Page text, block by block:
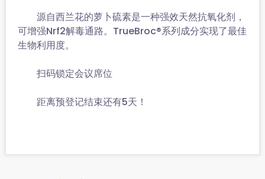
源自西兰花的萝卜硫素是一种强效天然抗氧化剂，
可增强Nrf2解毒通路。TrueBroc®系列成分实现了最佳
生物利用度。
扫码锁定会议席位
距离预登记结束还有5天！